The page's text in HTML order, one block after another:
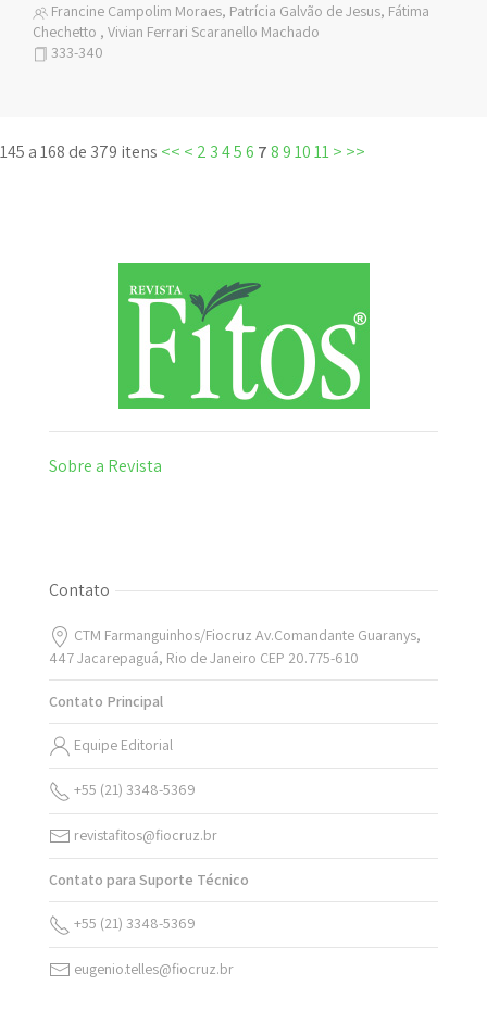
Francine Campolim Moraes, Patrícia Galvão de Jesus, Fátima
Chechetto , Vivian Ferrari Scaranello Machado
333-340
145 a 168 de 379 itens << < 2 3456 7891011> >>
Sobre a Revista
Contato
CTM Farmanguinhos/Fiocruz Av.Comandante Guaranys,
447 Jacarepaguá, Rio de Janeiro CEP 20.775-610
Contato Principal
Equipe Editorial
+55 (21) 3348-5369
revistafitos@fiocruz.br
Contato para Suporte Técnico
+55 (21) 3348-5369
eugenio.telles@fiocruz.br